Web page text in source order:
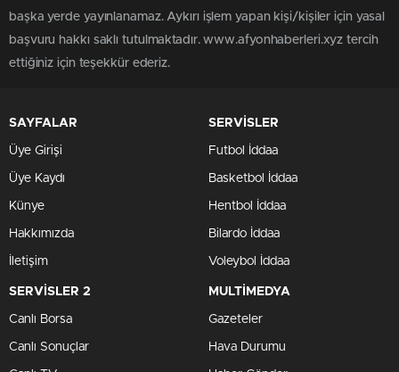
başka yerde yayınlanamaz. Aykırı işlem yapan kişi/kişiler için yasal
başvuru hakkı saklı tutulmaktadır. www.afyonhaberleri.xyz tercih
ettiğiniz için teşekkür ederiz.
SAYFALAR
Üye Girişi
Üye Kaydı
Künye
Hakkımızda
İletişim
SERVİSLER
Futbol İddaa
Basketbol İddaa
Hentbol İddaa
Bilardo İddaa
Voleybol İddaa
SERVİSLER 2
Canlı Borsa
Canlı Sonuçlar
MULTİMEDYA
Gazeteler
Hava Durumu